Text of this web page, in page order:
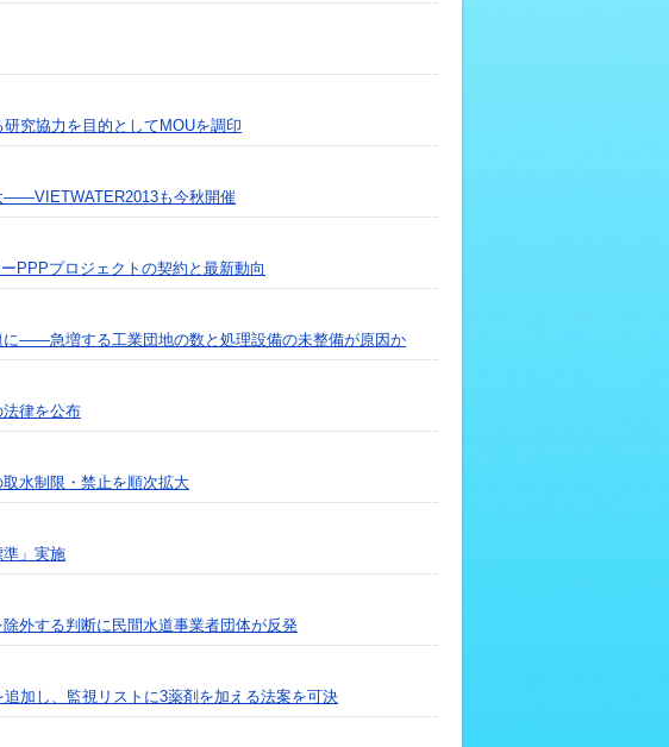
究協力を目的としてMOUを調印
――VIETWATER2013も今秋開催
PPPプロジェクトの契約と最新動向
――急増する工業団地の数と処理設備の未整備が原因か
律を公布
水制限・禁止を順次拡大
」実施
外する判断に民間水道事業者団体が反発
加し、監視リストに3薬剤を加える法案を可決